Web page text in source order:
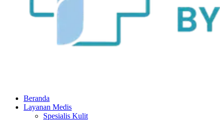
Beranda
Layanan Medis
Spesialis Kulit